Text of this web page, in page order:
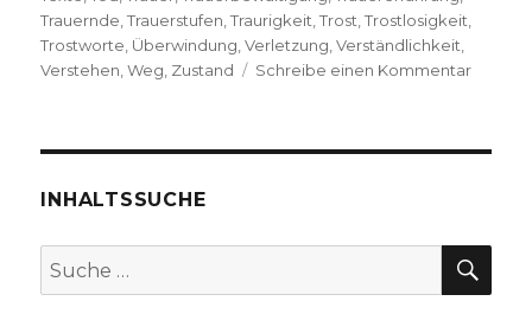
Trauernde ,Trauerstufen ,Traurigkeit ,Trost ,Trostlosigkeit
Trostworte Überwindung ,Verletzung ,Verständlichkeit
Verstehen ,Weg Zustand Schreibe einen Kommentarzu
Welver
2019
INHALTSSUCHE
Suche
nach: